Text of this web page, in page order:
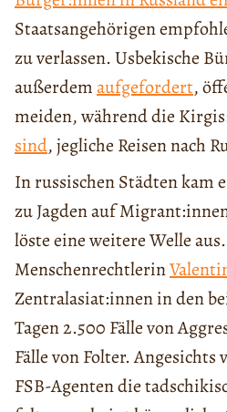
Staatsangehörigen
zu verlassen. Usbekische
außerdemaufgefordert,
meiden, während die
sind, jegliche Reisen nach
In russischen Städten kam
zu Jagden auf
löste eine weitere Welle
Menschenrechtlerin
Zentralasiat:innen in den
Tagen 2.500 Fälle von
Fälle von Folter.
FSB-Agenten die